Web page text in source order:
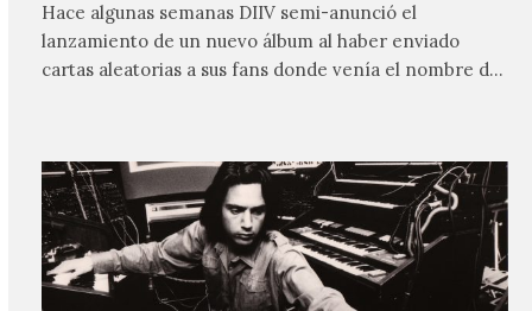
Hace algunas semanas DIIV semi-anunció el
lanzamiento de un nuevo álbum al haber enviado
cartas aleatorias a sus fans donde venía el nombre de